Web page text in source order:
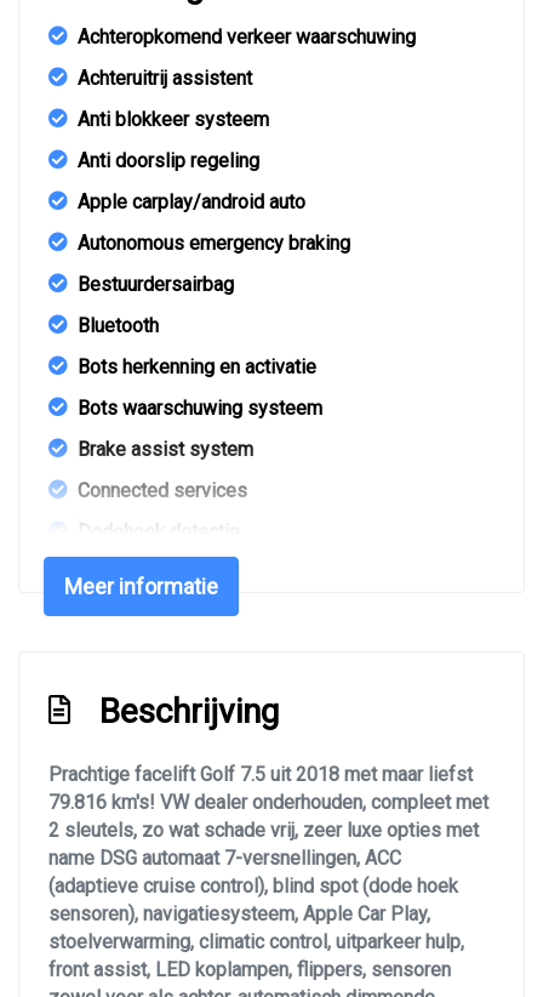
Achteropkomend verkeer waarschuwing
Achteruitrij assistent
Anti blokkeer systeem
Anti doorslip regeling
Apple carplay/android auto
Autonomous emergency braking
Bestuurdersairbag
Bluetooth
Bots herkenning en activatie
Bots waarschuwing systeem
Brake assist system
Connected services
Dodehoek detectie
Elektronisch sper differentieel
Elektronisch stabiliteits programma
Garantie 12 maanden (mogelijkheid, tegen
meerprijs)
Garantie 18 maanden (mogelijkheid, tegen
meerprijs)
Garantie 6 maanden
Hoofd airbag(s) achter
Hoofd airbag(s) voor
Knie airbag(s)
Meer informatie
Beschrijving
Prachtige facelift Golf 7.5 uit 2018 met maar liefst
79.816 km's! VW dealer onderhouden, compleet met
2 sleutels, zo wat schade vrij, zeer luxe opties met
name DSG automaat 7-versnellingen, ACC
(adaptieve cruise control), blind spot (dode hoek
sensoren), navigatiesysteem, Apple Car Play,
stoelverwarming, climatic control, uitparkeer hulp,
front assist, LED koplampen, flippers, sensoren